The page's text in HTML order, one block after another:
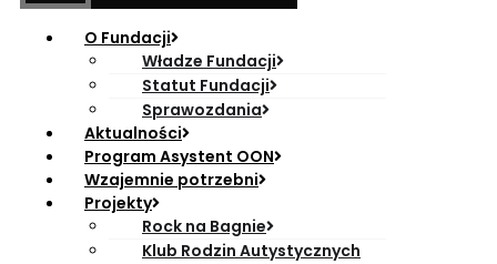
O Fundacji
Władze Fundacji
Statut Fundacji
Sprawozdania
Aktualności
Program Asystent OON
Wzajemnie potrzebni
Projekty
Rock na Bagnie
Klub Rodzin Autystycznych